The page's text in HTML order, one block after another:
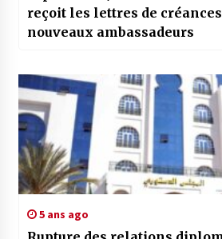
reçoit les lettres de
nouveaux ambassadeurs
5 ans ago